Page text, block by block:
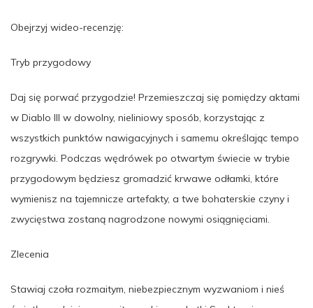
Obejrzyj wideo-recenzję:
Tryb przygodowy
Daj się porwać przygodzie! Przemieszczaj się pomiędzy aktami
w Diablo III w dowolny, nieliniowy sposób, korzystając z
wszystkich punktów nawigacyjnych i samemu określając tempo
rozgrywki. Podczas wędrówek po otwartym świecie w trybie
przygodowym będziesz gromadzić krwawe odłamki, które
wymienisz na tajemnicze artefakty, a twe bohaterskie czyny i
zwycięstwa zostaną nagrodzone nowymi osiągnięciami.
Zlecenia
Stawiaj czoła rozmaitym, niebezpiecznym wyzwaniom i nieś